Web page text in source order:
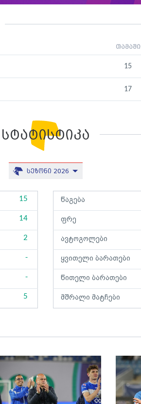
თამაში
15
17
სტატისტიკა
სეზონი 2026
15
14
2
-
-
5
წაგება
ფრე
ავტოგოლები
ყვითელი ბარათები
წითელი ბარათები
მშრალი მატჩები